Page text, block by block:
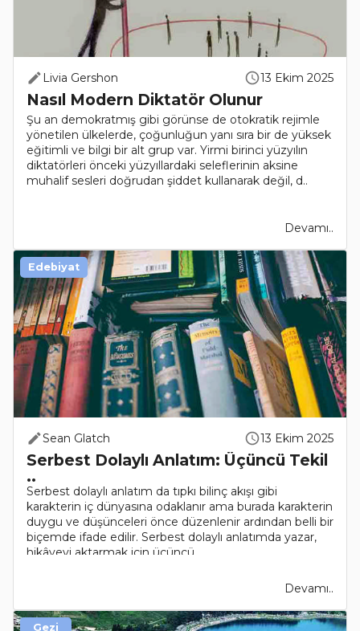
Livia Gershon 13 Ekim 2025
Nasıl Modern Diktatör Olunur
Şu an demokratmış gibi görünse de otokratik rejimle
yönetilen ülkelerde, çoğunluğun yanı sıra bir de yüksek
eğitimli ve bilgi bir alt grup var. Yirmi birinci yüzyılın
diktatörleri önceki yüzyıllardaki seleflerinin aksine
muhalif sesleri doğrudan şiddet kullanarak değil, d..
Devamı..
Sean Glatch 13 Ekim 2025
Serbest Dolaylı Anlatım: Üçüncü Tekil
..
Serbest dolaylı anlatım da tıpkı bilinç akışı gibi
karakterin iç dünyasına odaklanır ama burada karakterin
duygu ve düşünceleri önce düzenlenir ardından belli bir
biçemde ifade edilir. Serbest dolaylı anlatımda yazar,
hikâyeyi aktarmak için üçüncü ..
Devamı..
Edebiyat
Gezi